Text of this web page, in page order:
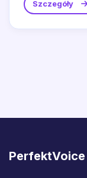
gazowych....
Szczegóły
PerfektVoice